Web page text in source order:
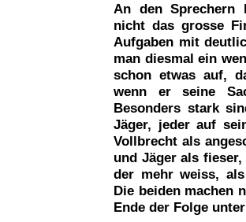
An den
nicht das grosse
Aufgaben mit
man diesmal ein
schon etwas auf,
wenn er seine
Besonders stark
Jäger, jeder auf
Vollbrecht als
und Jäger als
der mehr weiss,
Die beiden machen
Ende der Folge